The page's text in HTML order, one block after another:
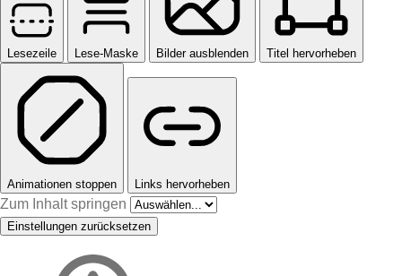
Lesezeile Lese-Maske Bilder ausblenden Titel hervorheben
Animationen stoppen Links hervorheben
Zum Inhalt springen
Einstellungen zurücksetzen